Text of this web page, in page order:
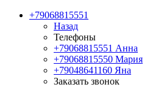
+79068815551
Назад
Телефоны
+79068815551 Анна
+79068815550 Мария
+79048641160 Яна
Заказать звонок